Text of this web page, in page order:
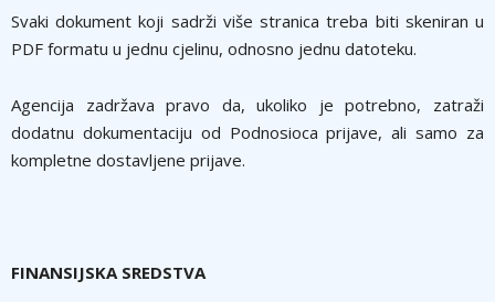
Svaki dokument koji sadrži više stranica treba biti skeniran u
PDF formatu u jednu cjelinu, odnosno jednu datoteku.
Agencija zadržava pravo da, ukoliko je potrebno, zatraži
dodatnu dokumentaciju od Podnosioca prijave, ali samo za
kompletne dostavljene prijave.
FINANSIJSKA SREDSTVA